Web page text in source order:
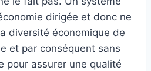
dirigée et donc ne
diversité économique de
et par conséquent sans
pour assurer une qualité